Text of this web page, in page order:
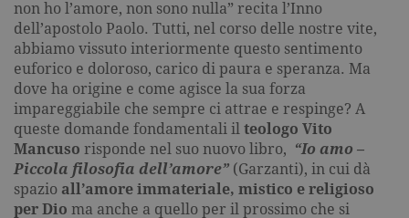
non ho l’amore, non sono nulla” recita l’Inno
dell’apostolo Paolo. Tutti, nel corso delle nostre vite,
abbiamo vissuto interiormente questo sentimento
euforico e doloroso, carico di paura e speranza. Ma
dove ha origine e come agisce la sua forza
impareggiabile che sempre ci attrae e respinge? A
queste domande fondamentali il teologo Vito
Mancuso risponde nel suo nuovo libro, “Io amo –
Piccola filosofia dell’amore” (Garzanti), in cui dà
spazio all’amore immateriale, mistico e religioso
per Dio ma anche a quello per il prossimo che si